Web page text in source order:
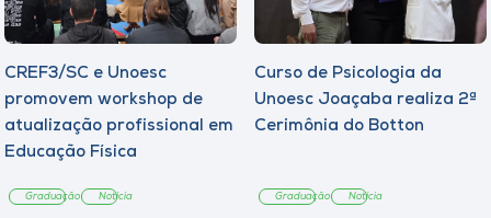
CREF3/SC e Unoesc
promovem workshop de
atualização profissional em
Educação Física
Graduação Notícia
Curso de Psicologia da
Unoesc Joaçaba realiza 2ª
Cerimônia do Botton
Graduação Notícia